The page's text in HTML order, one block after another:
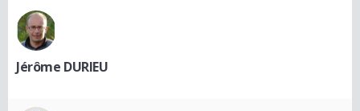
Jérôme DURIEU